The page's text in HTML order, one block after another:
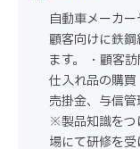
自動車メーカ
顧客向けに鉄
ます。 ・顧客
仕入れ品の購買
売掛金、与信
※製品知識をつ
場にて研修を受